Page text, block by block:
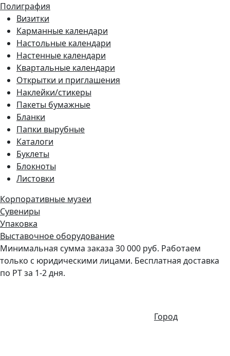
Полиграфия
Визитки
Карманные календари
Настольные календари
Настенные календари
Квартальные календари
Открытки и приглашения
Наклейки/стикеры
Пакеты бумажные
Бланки
Папки вырубные
Каталоги
Буклеты
Блокноты
Листовки
Корпоративные музеи
Сувениры
Упаковка
Выставочное оборудование
Минимальная сумма заказа 30 000 руб. Работаем
только с юридическими лицами. Бесплатная доставка
по РТ за 1-2 дня.
Город